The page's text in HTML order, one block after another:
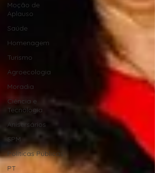
Moção de
Aplauso
Saúde
Homenagem
Turismo
Agroecologia
Moradia
Ciência e
Tecnologia
Anisersários
SPM
Políticas Públicas
PT